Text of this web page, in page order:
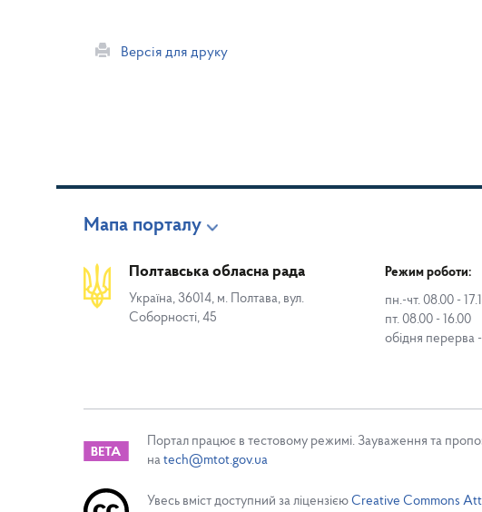
Версія для друку
Мапа порталу
Полтавська обласна рада
Україна, 36014, м. Полтава, вул.
Соборності, 45
Режим роботи:
пн.-чт. 08.00 -
пт. 08.00 - 16.00
обідня перерва
Портал працює в тестовому режимі. Зауваження та
на tech@mtot.gov.ua
Увесь вміст доступний за ліцензією Creative Commons